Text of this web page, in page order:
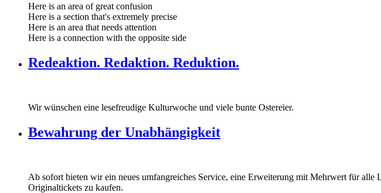
Here is an area of great confusion
Here is a section that's extremely precise
Here is an area that needs attention
Here is a connection with the opposite side
Redeaktion. Redaktion. Reduktion.
Wir wünschen eine lesefreudige Kulturwoche und viele bunte Ostereier.
Bewahrung der Unabhängigkeit
Ab sofort bieten wir ein neues umfangreiches Service, eine Erweiterung mit Mehrwert für
Originaltickets zu kaufen.